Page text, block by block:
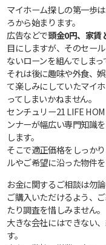
マイホーム探しの第一歩
ろから始まります。
広告などで頭金0円、家賃
目にしますが、そのセー
ないローンを組んでしま
それは後に趣味や外食、
て楽しみにしていたマイ
ってしまいかねません。
センチュリー21 LIFE
ンナーが幅広い専門知識
します。
そこで適正価格をしっか
ルやご希望に沿った物件
お金に関するご相談は勿
ご購入いただけるよう、
たり調査を惜しみません。
大きな会社にはできない
す。